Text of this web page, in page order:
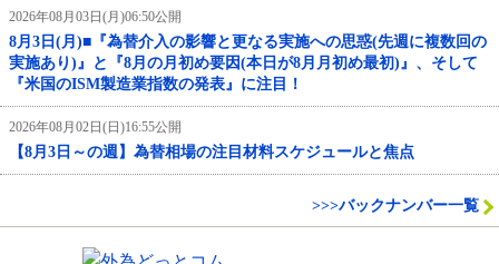
2026年08月03日(月)06:50公開
8月3日(月)■『為替介入の影響と更なる実施への思惑(先週に複数回の
実施あり)』と『8月の月初め要因(本日が8月月初め最初)』、そして
『米国のISM製造業指数の発表』に注目！
2026年08月02日(日)16:55公開
【8月3日～の週】為替相場の注目材料スケジュールと焦点
>>>バックナンバー一覧